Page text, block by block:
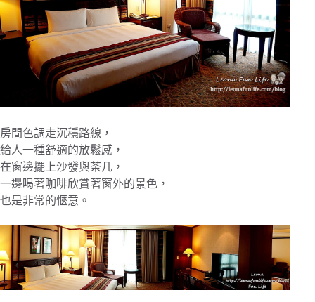
房間色調走沉穩路線，
給人一種舒適的放鬆感，
在窗邊擺上沙發與茶几，
一邊喝著咖啡欣賞著窗外的景色，
也是非常的愜意。